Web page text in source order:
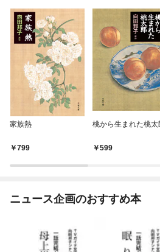
家族熱
799
桃から生まれた桃太
599
ニュース企画のおすすめ本